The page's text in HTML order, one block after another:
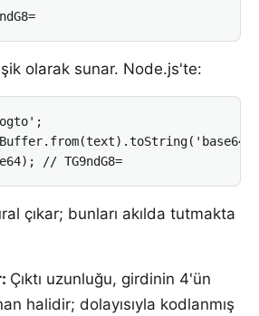
olarak sunar. Node.js'te:
// TG9ndG8=
çıkar; bunları akılda tutmakta
: Çıktı uzunluğu, girdinin 4'ün
halidir; dolayısıyla kodlanmış